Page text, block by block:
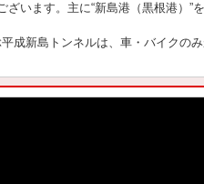
ざいます。主に“新島港（黒根港）
成新島トンネルは、車・バイクの